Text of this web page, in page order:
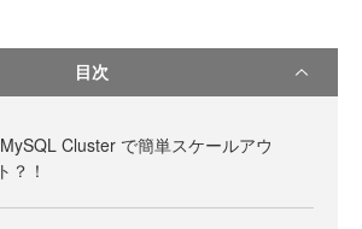
目次
MySQL Cluster で簡単スケールアウ
ト？！